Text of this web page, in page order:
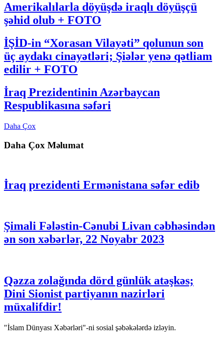
Amerikalılarla döyüşdə iraqlı döyüşçü
şəhid olub + FOTO
İŞİD-in “Xorasan Vilayəti” qolunun son
üç aydakı cinayətləri; Şiələr yenə qətliam
edilir + FOTO
İraq Prezidentinin Azərbaycan
Respublikasına səfəri
Daha Çox
Daha Çox Məlumat
İraq prezidenti Ermənistana səfər edib
Şimali Fələstin-Cənubi Livan cəbhəsindən
ən son xəbərlər, 22 Noyabr 2023
Qəzza zolağında dörd günlük atəşkəs;
Dini Sionist partiyanın nazirləri
müxalifdir!
"İslam Dünyası Xəbərləri"-ni sosial şəbəkələrdə izləyin.